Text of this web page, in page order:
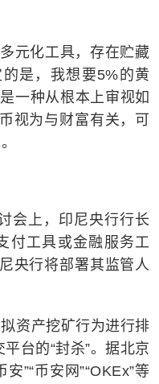
元化工具，存在贮藏
是，我想要5%的黄
一种从根本上审视如
视为与财富有关，可
会上，印尼央行行长
付工具或金融服务工
央行将部署其监管人
资产挖矿行为进行排
台的“封杀”。据北京
”“币安网”“OKEx”等